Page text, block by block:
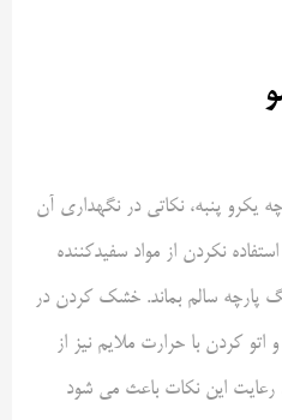
یکرو پنبه، نکاتی در نگهداری آن
نکردن از مواد سفیدکننده
سالم بماند. خشک کردن در
کردن با حرارت ملایم نیز از
این نکات باعث می شود